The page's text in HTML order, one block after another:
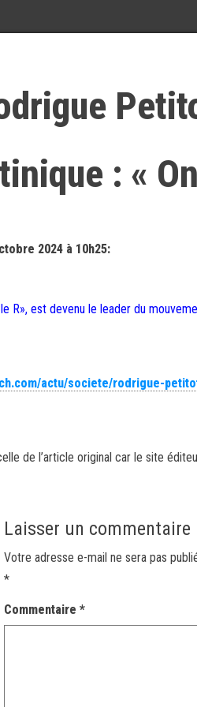
: «
2024 à 10h25:
R», est devenu le leader du
actu/societe/rodrigue-
de l’article original car le site
Laisser un commentaire
Votre adresse e-mail ne sera pas
*
Commentaire*